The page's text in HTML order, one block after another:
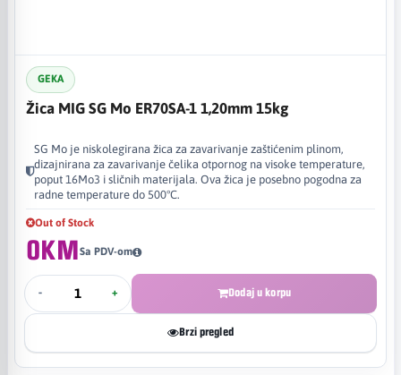
GEKA
Žica MIG SG Mo ER70SA-1 1,20mm 15kg
SG Mo je niskolegirana žica za zavarivanje zaštićenim plinom,
dizajnirana za zavarivanje čelika otpornog na visoke temperature,
poput 16Mo3 i sličnih materijala. Ova žica je posebno pogodna za
radne temperature do 500°C.
Out of Stock
0KMSa PDV-om
- + Dodaj u korpu
Brzi pregled